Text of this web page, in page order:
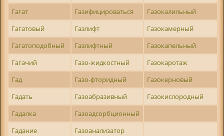
Гагат
Газифицироваться
Газокалильный
Гагатовый
Газлифт
Газокамерный
Гагатоподобный
Газлифтный
Газокапельный
Гагачий
Газо-жидкостный
Газокаротаж
Гад
Газо-фторидный
Газокерновый
Гадать
Газоабразивный
Газокислородный
Гадалка
Газоадсорбционный
Гадание
Газоанализатор